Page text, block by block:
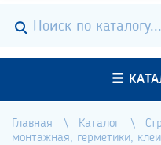
Главная Каталог
монтажная, герметики, клеи